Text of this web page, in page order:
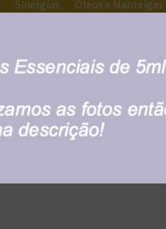
Sinergias Óleos e